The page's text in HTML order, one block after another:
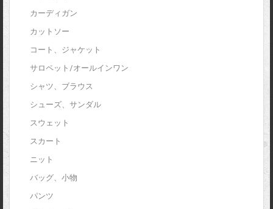
カーディガン
カットソー
コート、ジャケット
サロペット/オールインワン
シャツ、ブラウス
シューズ、サンダル
スウェット
スカート
ニット
バッグ、小物
パンツ